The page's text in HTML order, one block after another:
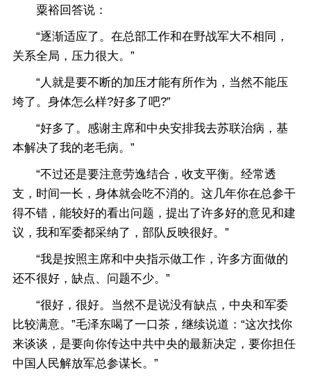
粟裕回答说：
“逐渐适应了。在总部工作和在野战军大不相同，
关系全局，压力很大。”
“人就是要不断的加压才能有所作为，当然不能压
垮了。身体怎么样?好多了吧?”
“好多了。感谢主席和中央安排我去苏联治病，基
本解决了我的老毛病。”
“不过还是要注意劳逸结合，收支平衡。经常透
支，时间一长，身体就会吃不消的。这几年你在总参干
得不错，能较好的看出问题，提出了许多好的意见和建
议，我和军委都采纳了，部队反映很好。”
“我是按照主席和中央指示做工作，许多方面做的
还不很好，缺点、问题不少。”
“很好，很好。当然不是说没有缺点，中央和军委
比较满意。”毛泽东喝了一口茶，继续说道：“这次找你
来谈谈，是要向你传达中共中央的最新决定，要你担任
中国人民解放军总参谋长。”